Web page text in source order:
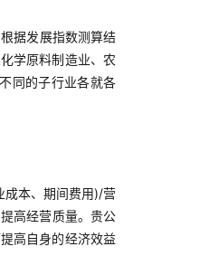
据发展指数测算结
学原料制造业、农
同的子行业各就各
成本、期间费用)/营
高经营质量。贵公
高自身的经济效益